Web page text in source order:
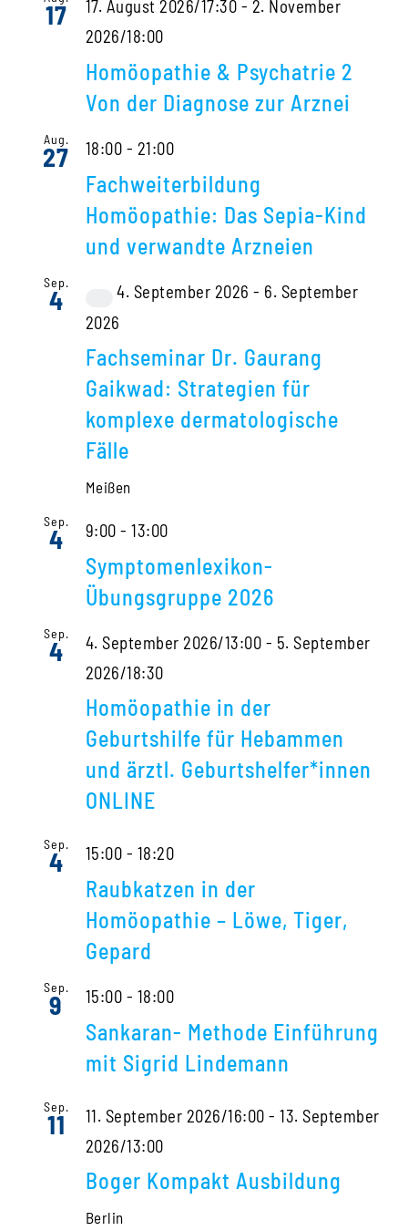
17 17. August 2026/17:30 - 2. November
2026/18:00
Homöopathie & Psychatrie 2
Von der Diagnose zur Arznei
Aug.
27 18:00 - 21:00
Fachweiterbildung
Homöopathie: Das Sepia-Kind
und verwandte Arzneien
Sep.
4 4. September 2026 - 6. September
2026
Fachseminar Dr. Gaurang
Gaikwad: Strategien für
komplexe dermatologische
Fälle
Meißen
Sep.
4 9:00 -13:00
Symptomenlexikon-
Übungsgruppe 2026
Sep.
4 4. September 2026/13:00 - 5. September
2026/18:30
Homöopathie in der
Geburtshilfe für Hebammen
und ärztl. Geburtshelfer*innen
ONLINE
Sep.
4 15:00 - 18:20
Raubkatzen in der
Homöopathie – Löwe, Tiger,
Gepard
Sep.
9 15:00 - 18:00
Sankaran- Methode Einführung
mit Sigrid Lindemann
Sep.
11 11. September 2026/16:00 -13. September
2026/13:00
Boger Kompakt Ausbildung
Berlin